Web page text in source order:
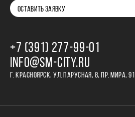
ОСТАВИТЬ ЗАЯВКУ
+7 (391) 277‒99‒01
INFO@SM-CITY.RU
Г. КРАСНОЯРСК, УЛ. ПАРУСНАЯ, 8, ПР. МИРА, 91